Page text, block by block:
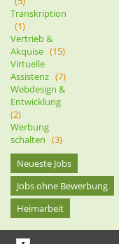
Transkription
(1)
Vertrieb &
Akquise (15)
Virtuelle
Assistenz (7)
Webdesign &
Entwicklung
(2)
Werbung
schalten (3)
Neueste Jobs
Jobs ohne Bewerbung
Heimarbeit